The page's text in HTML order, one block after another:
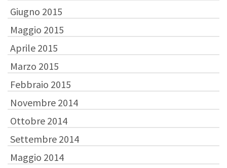
Giugno 2015
Maggio 2015
Aprile 2015
Marzo 2015
Febbraio 2015
Novembre 2014
Ottobre 2014
Settembre 2014
Maggio 2014